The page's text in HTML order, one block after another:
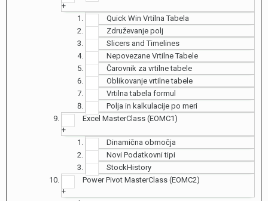
+
Quick Win Vrtilna Tabela
Združevanje polj
Slicers and Timelines
Nepovezane Vrtilne Tabele
Čarovnik za vrtilne tabele
Oblikovanje vrtilne tabele
Vrtilna tabela formul
Polja in kalkulacije po meri
Excel MasterClass (EOMC1)
+
Dinamična območja
Novi Podatkovni tipi
StockHistory
Power Pivot MasterClass (EOMC2)
+